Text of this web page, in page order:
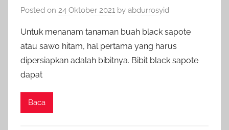
Posted on 24 Oktober 2021 by abdurrosyid
Untuk menanam tanaman buah black sapote
atau sawo hitam, hal pertama yang harus
dipersiapkan adalah bibitnya. Bibit black sapote
dapat
Baca